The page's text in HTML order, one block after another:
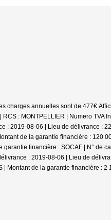
charges annuelles sont de 477€.
: MONTPELLIER | Numero
: 2019-08-06 | Lieu de délivrance :
de la garantie financière : 120
financière : SOCAF | N° de
: 2019-08-06 | Lieu de
Montant de la garantie financière :